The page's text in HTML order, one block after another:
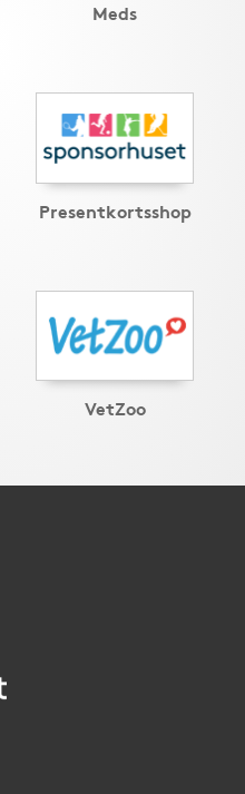
Meds
Presentkortsshop
VetZoo